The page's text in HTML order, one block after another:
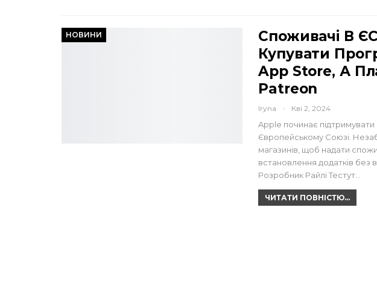
НОВИНИ
Споживачі В
Купувати
App Store, А
Patreon
Iryna Кві 2, 2024
Apple починає підтримувати
Європейському Союзі.
магазинів, щоб надати
встановлення додатків без
Розробник Райлі Тестут…
ЧИТАТИ ПОВНІСТЮ...